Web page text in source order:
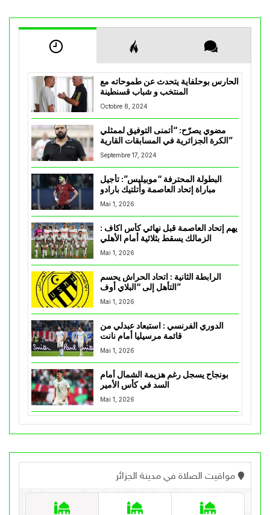
الحارس بوحلفاية يتحدث عن طموحاته مع
المنتخب و شباب قسنطينة
Octobre 8, 2024
مضوي يصرّح: “أتمنى التوفيق لممثلي
الكرة الجزائرية في المسابقات القارية”
Septembre 17, 2024
البطولة المحترفة “موبيليس”: تأجيل
مباراة إتحاد العاصمة وأتلتيك بارادو
Mai 1, 2026
يهم إتحاد العاصمة قبل نهائي كأس اكاف :
Mai 1, 2026
الرابطة الثانية : اتحاد الحراش يحسم
التأهل إلى “البلاي أوف”
Mai 1, 2026
الدوري الفرنسي : استبعاد عبدلي من
قائمة مرسيليا أمام نانت
Mai 1, 2026
بونجاح يسجل رغم هزيمة الشمال أمام
السد في كأس الأمير
Mai 1, 2026